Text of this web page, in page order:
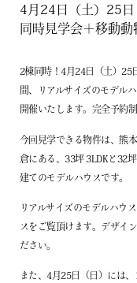
初めての家づくり
資料請求
企業情報
プライバシーポリシー
サイトマップ
4月24日（土）25
同時見学会＋移動動
2棟同時！4月24日（土）25
間、リアルサイズのモデル
開催いたします。完全予約制
今回見学できる物件は、熊
倉にある、33坪 3LDKと32
建てのモデルハウスです。
リアルサイズのモデルハウ
スをご覧頂けます。デザイ
ださい。
また、4月25日（日）には